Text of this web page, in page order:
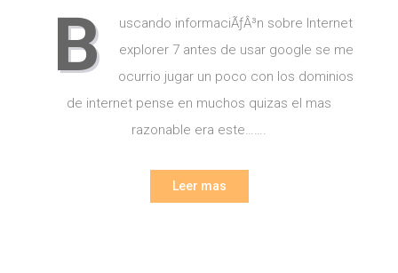
B
uscando informaciÃƒÂ³n sobre Internet
explorer 7 antes de usar google se me
ocurrio jugar un poco con los dominios
de internet pense en muchos quizas el mas
razonable era este…….
Leer mas